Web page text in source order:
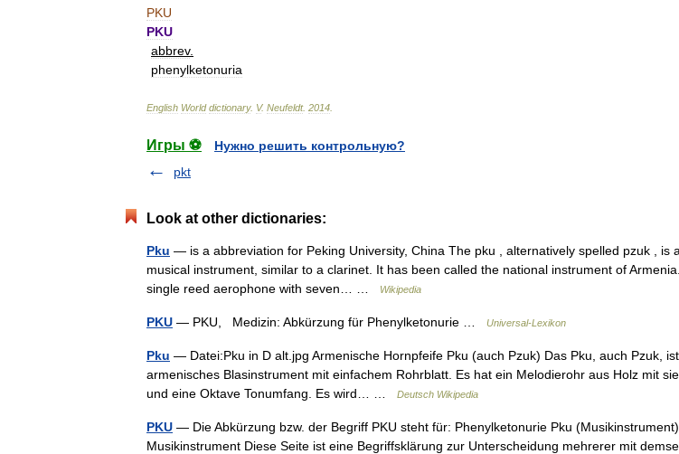
PKU
PKU
abbrev.
phenylketonuria
English World dictionary. V. Neufeldt. 2014
Игры ⚽
Нужно решить контрольную?
pkt
Look at other dictionaries:
Pku — is a abbreviation for Peking University, China The pku , alternatively spelled pzuk , is
musical instrument, similar to a clarinet. It has been called the national instrument of
single reed aerophone with seven… …
Wikipedia
PKU — PKU, Medizin: Abkürzung für Phenylketonurie … Universal-Lexikon
Pku — Datei:Pku in D alt.jpg Armenische Hornpfeife Pku (auch Pzuk) Das Pku, auch Pzuk,
armenisches Blasinstrument mit einfachem Rohrblatt. Es hat ein Melodierohr aus Holz mit
und eine Oktave Tonumfang. Es wird… …
Deutsch Wikipedia
PKU — Die Abkürzung bzw. der Begriff PKU steht für: Phenylketonurie Pku
Musikinstrument Diese Seite ist eine Begriffsklärung zur Unterscheidung mehrerer mit